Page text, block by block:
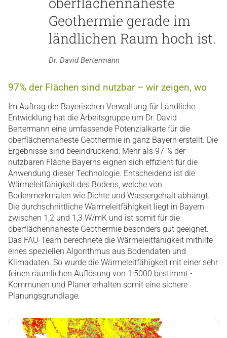
Geothermie gerade im
ländlichen Raum hoch ist.
Dr. David Bertermann
97% der Flächen sind nutzbar – wir zeigen, wo
Im Auftrag der Bayerischen Verwaltung für Ländliche
Entwicklung hat die Arbeitsgruppe um Dr. David
Bertermann eine umfassende Potenzialkarte für die
oberflächennaheste Geothermie in ganz Bayern erstellt. Die
Ergebnisse sind beeindruckend: Mehr als 97 % der
nutzbaren Fläche Bayerns eignen sich effizient für die
Anwendung dieser Technologie. Entscheidend ist die
Wärmeleitfähigkeit des Bodens, welche von
Bodenmerkmalen wie Dichte und Wassergehalt abhängt.
Die durchschnittliche Wärmeleitfähigkeit liegt in Bayern
zwischen 1,2 und 1,3 W/mK und ist somit für die
oberflächennaheste Geothermie besonders gut geeignet.
Das FAU-Team berechnete die Wärmeleitfähigkeit mithilfe
eines speziellen Algorithmus aus Bodendaten und
Klimadaten. So wurde die Wärmeleitfähigkeit mit einer sehr
feinen räumlichen Auflösung von 1:5000 bestimmt -
Kommunen und Planer erhalten somit eine sichere
Planungsgrundlage.